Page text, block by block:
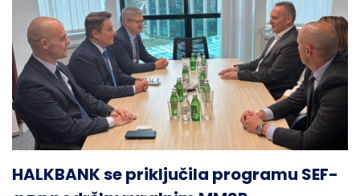
HALKBANK se priključila programu SEF-